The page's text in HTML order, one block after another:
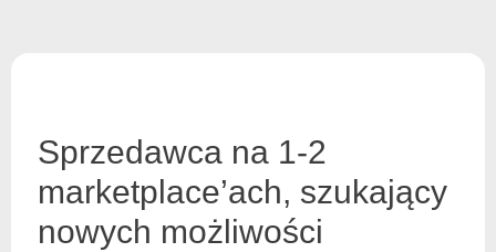
Sprzedawca na 1-2
marketplace’ach, szukający
nowych możliwości